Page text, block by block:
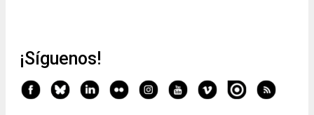
¡Síguenos!